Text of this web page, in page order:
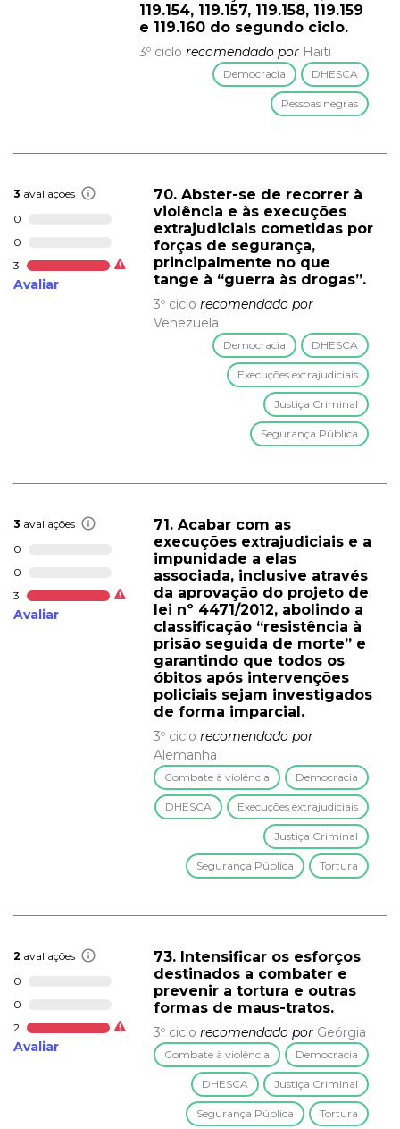
119.154, 119.157, 119.158, 119.159
e 119.160 do segundo ciclo.
3º ciclo recomendado por Haiti
Democracia DHESCA
Pessoas negras
3 avaliações
0
0
3
Avaliar
70. Abster-se de recorrer à
violência e às execuções
extrajudiciais cometidas por
forças de segurança,
principalmente no que
tange à “guerra às drogas”.
3º ciclo recomendado por
Venezuela
Democracia DHESCA
Execuções extrajudiciais
Justiça Criminal
Segurança Pública
3 avaliações
0
0
3
Avaliar
71. Acabar com as
execuções extrajudiciais e a
impunidade a elas
associada, inclusive através
da aprovação do projeto de
lei nº 4471/2012, abolindo a
classificação “resistência à
prisão seguida de morte” e
garantindo que todos os
óbitos após intervenções
policiais sejam investigados
de forma imparcial.
3º ciclo recomendado por
Alemanha
Combate à violência Democracia
DHESCA Execuções extrajudiciais
Justiça Criminal
Segurança Pública Tortura
2 avaliações
0
0
2
Avaliar
73. Intensificar os esforços
destinados a combater e
prevenir a tortura e outras
formas de maus-tratos.
3º ciclo recomendado por Geórgia
Combate à violência Democracia
DHESCA Justiça Criminal
Segurança Pública Tortura